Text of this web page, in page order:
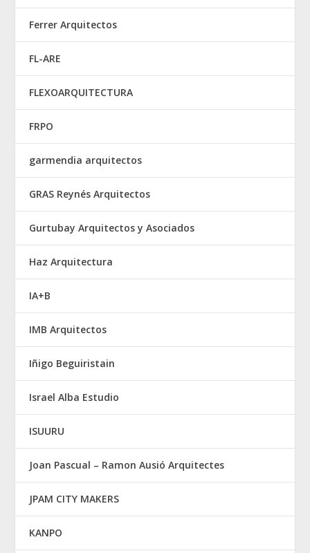
Ferrer Arquitectos
FL-ARE
FLEXOARQUITECTURA
FRPO
garmendia arquitectos
GRAS Reynés Arquitectos
Gurtubay Arquitectos y Asociados
Haz Arquitectura
IA+B
IMB Arquitectos
Iñigo Beguiristain
Israel Alba Estudio
ISUURU
Joan Pascual – Ramon Ausió Arquitectes
JPAM CITY MAKERS
KANPO